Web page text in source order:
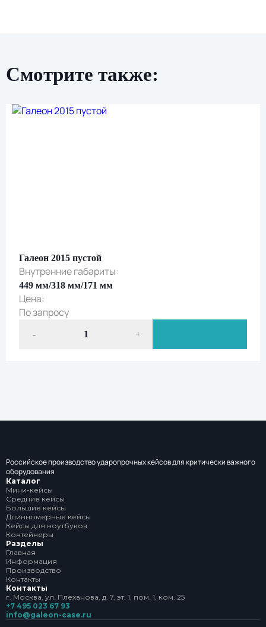
Смотрите также:
Галеон 2015 пустой
Внутренние габариты:
449 мм/318 мм/171 мм
Цена:
По запросу
- +
Российское производство ударопрочных кейсов для критически важного
оборудования
Каталог
Мини-кейсы
Средние кейсы
Большие кейсы
Длинномерные кейсы
Кейсы для ноутбуков
Контейнеры
Разделы
Главная
Информация
Производство
Контакты
Контакты
г. Москва, ул. Плеханова, д. 7, эт. 1, пом. 1, ком. 25
+7 495 023 67 93
info@galeon-case.ru
Оставить заявку
подтверждаете ознакомление с